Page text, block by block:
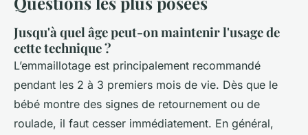
Jusqu'à quel âge peut-on maintenir l'usage de
cette technique ?
L’emmaillotage est principalement recommandé
pendant les 2 à 3 premiers mois de vie. Dès que le
bébé montre des signes de retournement ou de
roulade, il faut cesser immédiatement. En général,